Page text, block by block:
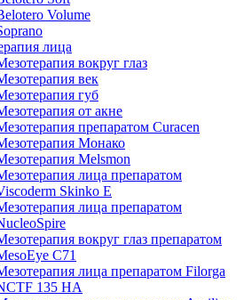
Volume
лица
вокруг глаз
век
губ
от акне
препаратом Curacen
Монако
Melsmon
лица препаратом
Skinko E
лица препаратом
вокруг глаз препаратом
С71
лица препаратом Filorga
135 HA